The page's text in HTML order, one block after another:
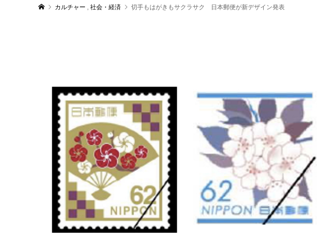
カルチャー , 社会・経済 切手もはがきもサクラサク 日本郵便が新デザイン発表